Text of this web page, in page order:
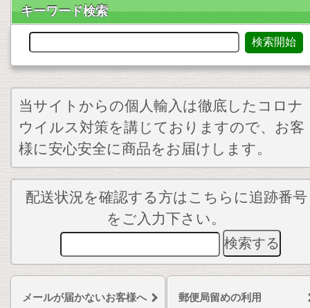
キーワード検索
当サイトからの個人輸入は徹底したコロナ
ウイルス対策を講じておりますので、お客
様に安心安全に商品をお届けします。
配送状況を確認する方はこちらに追跡番号
をご入力下さい。
メールが届かないお客様へ 郵便局留めの利用